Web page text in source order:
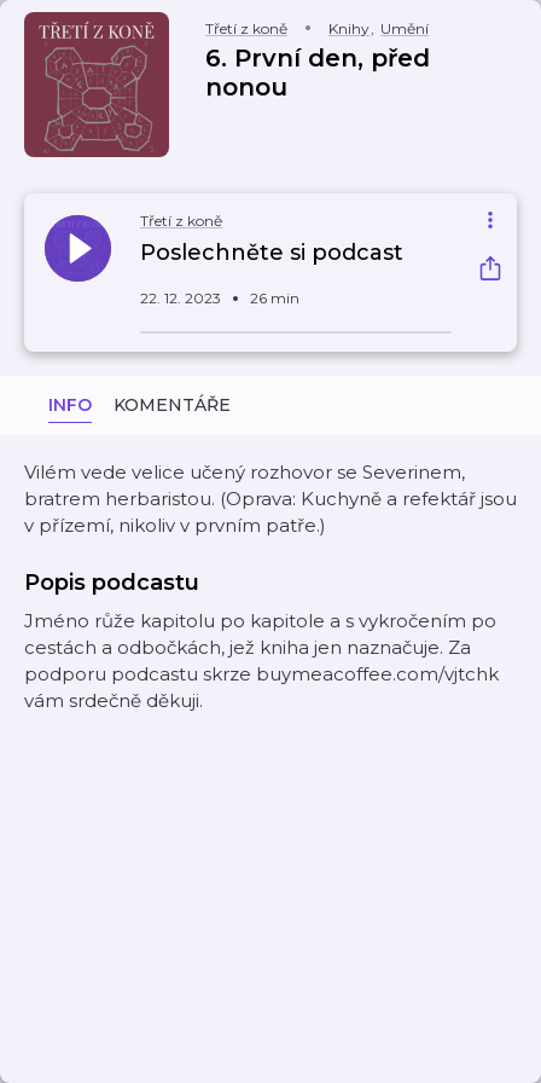
Třetí z koně Knihy, Umění
6. První den, před
nonou
Třetí z koně
Poslechněte si podcast
22. 12. 2023 26 min
INFO KOMENTÁŘE
Vilém vede velice učený rozhovor se Severinem,
bratrem herbaristou. (Oprava: Kuchyně a refektář jsou
v přízemí, nikoliv v prvním patře.)
Popis podcastu
Jméno růže kapitolu po kapitole a s vykročením po
cestách a odbočkách, jež kniha jen naznačuje. Za
podporu podcastu skrze buymeacoffee.com/vjtchk
vám srdečně děkuji.